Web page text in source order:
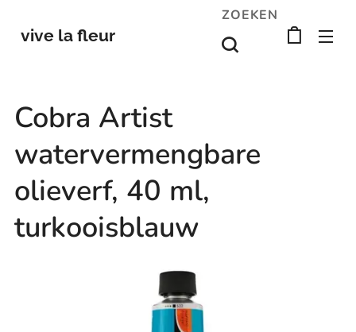
vive la fleur
ZOEKEN
Cobra Artist
watervermengbare
olieverf, 40 ml,
turkooisblauw